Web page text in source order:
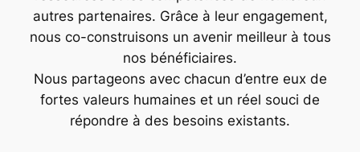
autres partenaires. Grâce à leur engagement,
nous co-construisons un avenir meilleur à tous
nos bénéficiaires.
Nous partageons avec chacun d’entre eux de
fortes valeurs humaines et un réel souci de
répondre à des besoins existants.